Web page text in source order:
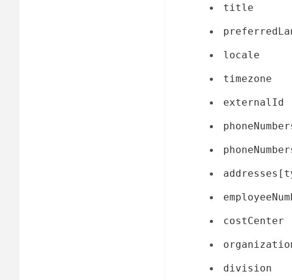
title
locale
timezone
externalId
costCenter
division